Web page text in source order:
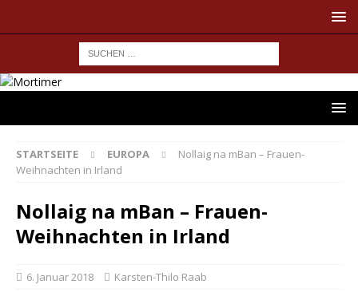
STARTSEITE EUROPA
Nollaig na mBan – Frauen-
Weihnachten in Irland
Nollaig na mBan – Frauen-
Weihnachten in Irland
6. Januar 2018 Karsten-Thilo Raab